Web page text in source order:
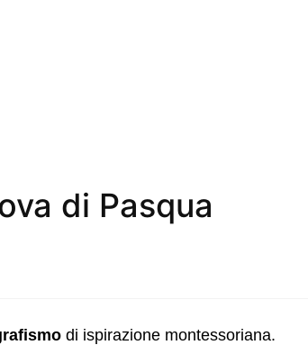
di Pasqua
di ispirazione montessoriana.